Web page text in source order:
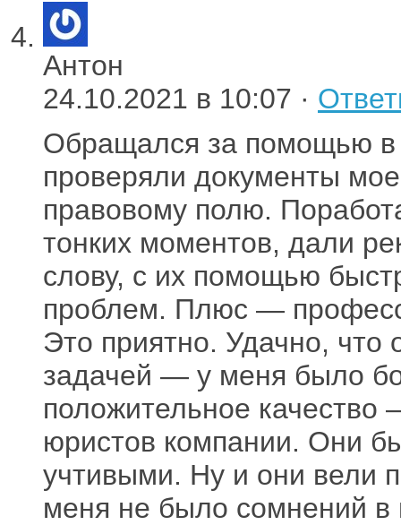
Антон
24.10.2021 в 10:07 ·
Обращался за помощью в
проверяли документы
правовому полю.
тонких моментов, дали
слову, с их помощью
проблем. Плюс —
Это приятно. Удачно, что
задачей — у меня было
положительное
юристов компании. Они
учтивыми. Ну и они вели
меня не было сомнений в